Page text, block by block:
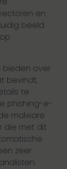
en
beeld
bieden over
bevindt,
te
phishing-e-
malware
die met dit
zeer